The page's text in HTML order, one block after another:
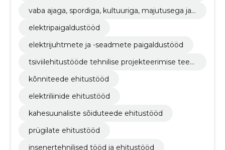
nnakattetööd
vaba ajaga, spordiga, kultuuriga, majutusega ja r
elektripaigaldustööd
elektrijuhtmete ja -seadmete paigaldustööd
tsiviilehitustööde tehnilise projekteerimise teen
kõnniteede ehitustööd
elektriliinide ehitustööd
kahesuunaliste sõiduteede ehitustööd
prügilate ehitustööd
insenertehnilised tööd ja ehitustööd